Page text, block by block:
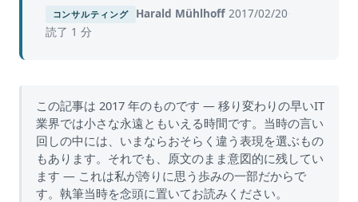
コンサルティング Harald Mühlhoff· 2017/02/20
読了 1 分
この記事は 2017 年のものです — 移り変わりの早いIT
業界では小さな永遠ともいえる時間です。当時の言い
回しの中には、いまならおそらく違う表現を選ぶもの
もあります。それでも、原文のまま意図的に残してい
ます — これは私が誇りに思う歩みの一部だからで
す。執筆当時を念頭に置いてお読みください。